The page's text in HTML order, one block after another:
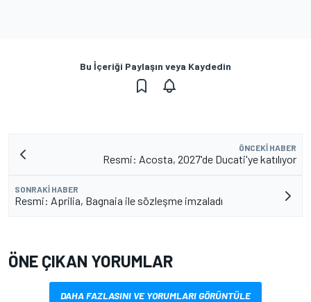
Bu İçeriği Paylaşın veya Kaydedin
ÖNCEKI HABER
Resmi: Acosta, 2027'de Ducati'ye katılıyor
SONRAKI HABER
Resmi: Aprilia, Bagnaia ile sözleşme imzaladı
ÖNE ÇIKAN YORUMLAR
DAHA FAZLASINI VE YORUMLARI GÖRÜNTÜLE